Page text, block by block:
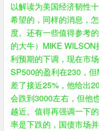
以解读为美国经济韧性
希望的，同样的消息，
度。还有一些值得参考
的大牛）MIKE
利预期的下调，现在市
SP500的盈利在230，
差了接近25%，他给出
会跌到3000左右，但他
越近。值得再强调一下
率是下跌的，国债市场